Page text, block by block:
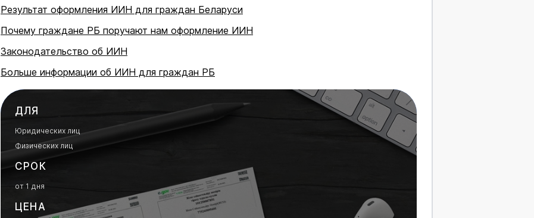
Результат оформления ИИН для граждан Беларуси
Почему граждане РБ поручают нам оформление ИИН
Законодательство об ИИН
Больше информации об ИИН для граждан РБ
ДЛЯ
Юридических лиц
Физических лиц
СРОК
от 1 дня
ЦЕНА